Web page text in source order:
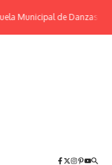
Municipal de Danzas “El